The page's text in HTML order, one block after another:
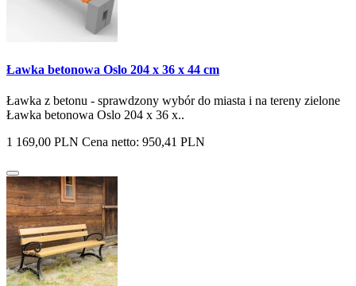
Ławka betonowa Oslo 204 x 36 x 44 cm
Ławka z betonu - sprawdzony wybór do miasta i na tereny zielone
Ławka betonowa Oslo 204 x 36 x..
1 169,00 PLN Cena netto: 950,41 PLN